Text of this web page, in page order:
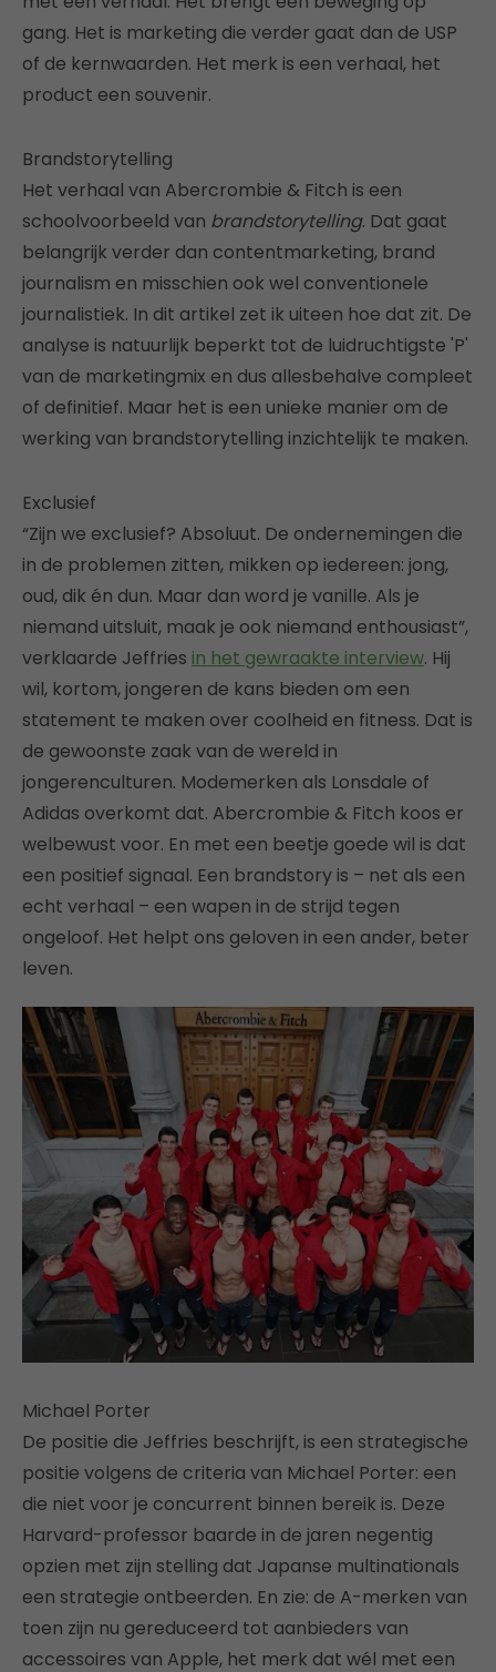
gang. Het is marketing die verder gaat dan de USP
of de kernwaarden. Het merk is een verhaal, het
product een souvenir.
Brandstorytelling
Het verhaal van Abercrombie & Fitch is een
schoolvoorbeeld van brandstorytelling. Dat gaat
belangrijk verder dan contentmarketing, brand
journalism en misschien ook wel conventionele
journalistiek. In dit artikel zet ik uiteen hoe dat zit. De
analyse is natuurlijk beperkt tot de luidruchtigste 'P'
van de marketingmix en dus allesbehalve compleet
of definitief. Maar het is een unieke manier om de
werking van brandstorytelling inzichtelijk te maken.
Exclusief
“Zijn we exclusief? Absoluut. De ondernemingen die
in de problemen zitten, mikken op iedereen: jong,
oud, dik én dun. Maar dan word je vanille. Als je
niemand uitsluit, maak je ook niemand enthousiast”,
verklaarde Jeffries in het gewraakte interview. Hij
wil, kortom, jongeren de kans bieden om een
statement te maken over coolheid en fitness. Dat is
de gewoonste zaak van de wereld in
jongerenculturen. Modemerken als Lonsdale of
Adidas overkomt dat. Abercrombie & Fitch koos er
welbewust voor. En met een beetje goede wil is dat
een positief signaal. Een brandstory is – net als een
echt verhaal – een wapen in de strijd tegen
ongeloof. Het helpt ons geloven in een ander, beter
leven.
Michael Porter
De positie die Jeffries beschrijft, is een strategische
positie volgens de criteria van Michael Porter: een
die niet voor je concurrent binnen bereik is. Deze
Harvard-professor baarde in de jaren negentig
opzien met zijn stelling dat Japanse multinationals
een strategie ontbeerden. En zie: de A-merken van
toen zijn nu gereduceerd tot aanbieders van
accessoires van Apple, het merk dat wél met een